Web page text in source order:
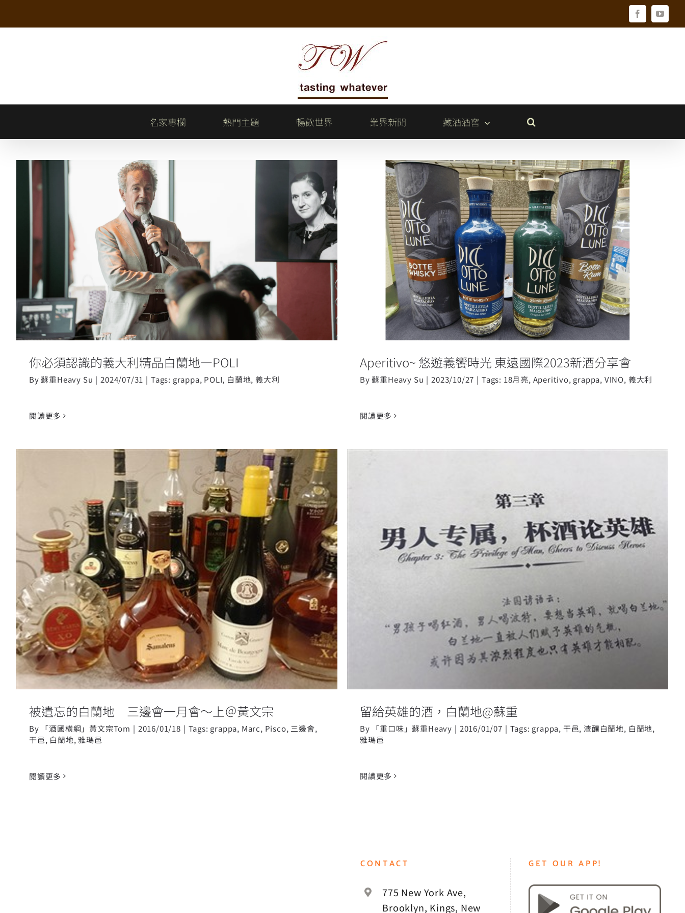
to
Facebook
名家專欄 熱門主題 暢飲世界 業界新聞 藏酒酒窖
你必須認識的義大利精品白蘭地—POLI
你必須認識的義大利精品白蘭地—POLI
By蘇重Heavy Su | 2024/07/31 | Tags: grappa, POLI, 白蘭地,義大利
閱讀更多
Aperitivo~ 悠遊義饗時光 東遠國際2023新酒分享
會
Aperitivo~ 悠遊義饗時光 東遠國際2023新酒分享會
By蘇重Heavy Su | 2023/10/27 | Tags: 18月亮, Aperitivo, grappa, VINO, 義大利
閱讀更多
被遺忘的白蘭地 三邊會一月會～上＠黃文宗
被遺忘的白蘭地 三邊會一月會～上＠黃文宗
By 「酒國橫綱」黃文宗Tom | 2016/01/18 | Tags: grappa, Marc, Pisco, 三邊會,
干邑, 白蘭地,雅瑪邑
閱讀更多
留給英雄的酒，白蘭地@蘇重
By 「重口味」蘇重Heavy | 2016/01/07 | Tags: grappa, 干邑,渣釀白蘭地, 白蘭地,
雅瑪邑
閱讀更多
CONTACT
775 New York Ave,
Brooklyn, Kings, New
GET OUR APP!